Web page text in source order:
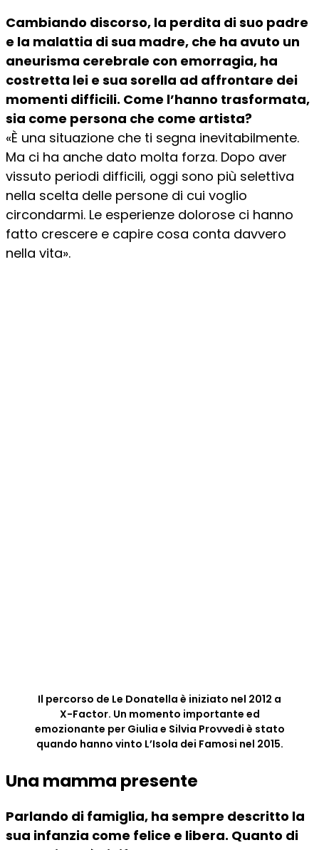
Cambiando discorso, la perdita di suo padre
e la malattia di sua madre, che ha avuto un
aneurisma cerebrale con emorragia, ha
costretta lei e sua sorella ad affrontare dei
momenti difficili. Come l’hanno trasformata,
sia come persona che come artista?
«È una situazione che ti segna inevitabilmente.
Ma ci ha anche dato molta forza. Dopo aver
vissuto periodi difficili, oggi sono più selettiva
nella scelta delle persone di cui voglio
circondarmi. Le esperienze dolorose ci hanno
fatto crescere e capire cosa conta davvero
nella vita».
Il percorso de Le Donatella è iniziato nel 2012 a
X-Factor. Un momento importante ed
emozionante per Giulia e Silvia Provvedi è stato
quando hanno vinto L’Isola dei Famosi nel 2015.
Una mamma presente
Parlando di famiglia, ha sempre descritto la
sua infanzia come felice e libera. Quanto di